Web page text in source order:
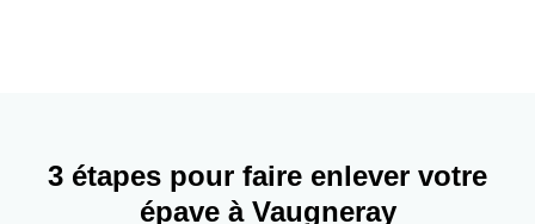
3 étapes pour faire enlever votre
épave à Vaugneray